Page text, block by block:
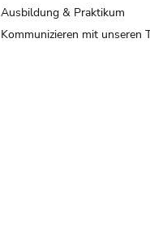
Ausbildung & Praktikum
Kommunizieren mit unseren